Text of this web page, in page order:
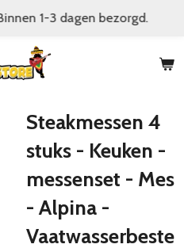
1-3 dagen bezorgd.
Steakmessen 4
stuks - Keuken -
messenset - Mes
- Alpina -
Vaatwasserbeste